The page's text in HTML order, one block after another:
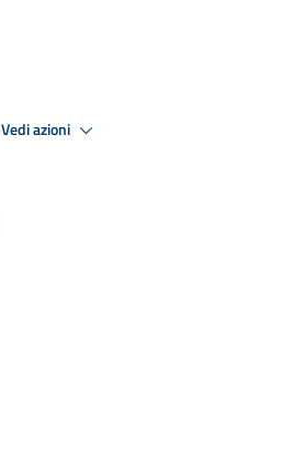
Vedi azioni